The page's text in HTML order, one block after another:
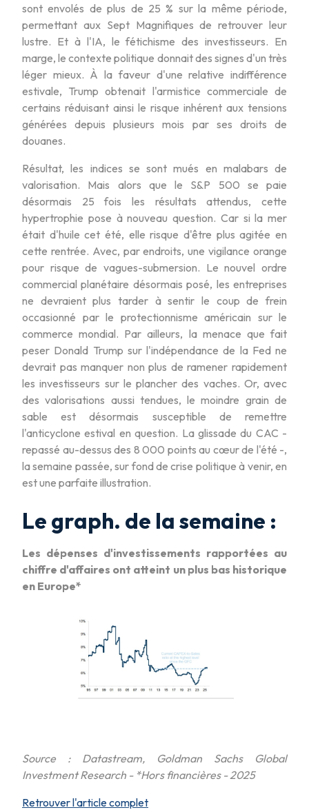
sont envolés de plus de 25 % sur la même période,
permettant aux Sept Magnifiques de retrouver leur
lustre. Et à l'IA, le fétichisme des investisseurs. En
marge, le contexte politique donnait des signes d'un très
léger mieux. À la faveur d'une relative indifférence
estivale, Trump obtenait l'armistice commerciale de
certains réduisant ainsi le risque inhérent aux tensions
générées depuis plusieurs mois par ses droits de
douanes.
Résultat, les indices se sont mués en malabars de
valorisation. Mais alors que le S&P 500 se paie
désormais 25 fois les résultats attendus, cette
hypertrophie pose à nouveau question. Car si la mer
était d'huile cet été, elle risque d'être plus agitée en
cette rentrée. Avec, par endroits, une vigilance orange
pour risque de vagues-submersion. Le nouvel ordre
commercial planétaire désormais posé, les entreprises
ne devraient plus tarder à sentir le coup de frein
occasionné par le protectionnisme américain sur le
commerce mondial. Par ailleurs, la menace que fait
peser Donald Trump sur l'indépendance de la Fed ne
devrait pas manquer non plus de ramener rapidement
les investisseurs sur le plancher des vaches. Or, avec
des valorisations aussi tendues, le moindre grain de
sable est désormais susceptible de remettre
l'anticyclone estival en question. La glissade du CAC -
repassé au-dessus des 8 000 points au cœur de l'été -,
la semaine passée, sur fond de crise politique à venir, en
est une parfaite illustration.
Le graph. de la semaine :
Les dépenses d'investissements rapportées au
chiffre d'affaires ont atteint un plus bas historique
en Europe*
Source : Datastream, Goldman Sachs Global
Investment Research - *Hors financières - 2025
Retrouver l'article complet